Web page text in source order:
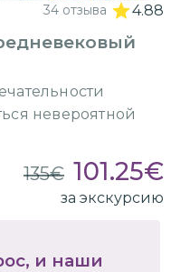
34 отзыва 4.88
невероятной
135€ 101.25€
за экскурсию
и наши